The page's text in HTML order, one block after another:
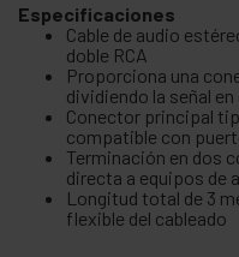
Especificaciones
Cable de audio
doble RCA
Proporciona una
dividiendo la señal
Conector principal
compatible con
Terminación en dos
directa a equipos de
Longitud total de 3
flexible del cableado